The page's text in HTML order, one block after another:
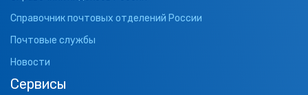
Справочник почтовых отделений России
Почтовые службы
Новости
Сервисы